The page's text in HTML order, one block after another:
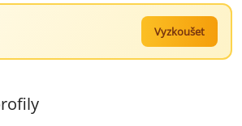
Vyzkoušet